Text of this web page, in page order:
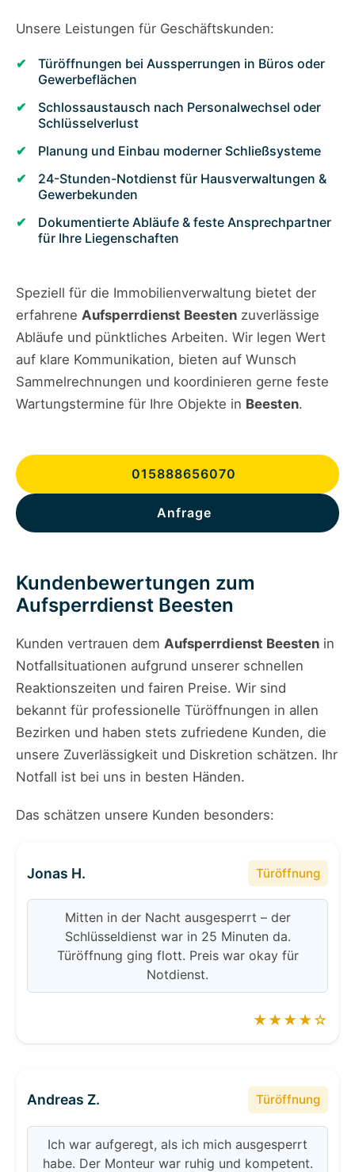
Unsere Leistungen für Geschäftskunden:
Türöffnungen bei Aussperrungen in Büros oder
Gewerbeflächen
Schlossaustausch nach Personalwechsel oder
Schlüsselverlust
Planung und Einbau moderner Schließsysteme
24-Stunden-Notdienst für Hausverwaltungen &
Gewerbekunden
Dokumentierte Abläufe & feste Ansprechpartner
für Ihre Liegenschaften
Speziell für die Immobilienverwaltung bietet der
erfahrene Aufsperrdienst Beesten zuverlässige
Abläufe und pünktliches Arbeiten. Wir legen Wert
auf klare Kommunikation, bieten auf Wunsch
Sammelrechnungen und koordinieren gerne feste
Wartungstermine für Ihre Objekte in Beesten.
015888656070
Anfrage
Kundenbewertungen zum
Aufsperrdienst Beesten
Kunden vertrauen dem Aufsperrdienst Beesten in
Notfallsituationen aufgrund unserer schnellen
Reaktionszeiten und fairen Preise. Wir sind
bekannt für professionelle Türöffnungen in allen
Bezirken und haben stets zufriedene Kunden, die
unsere Zuverlässigkeit und Diskretion schätzen. Ihr
Notfall ist bei uns in besten Händen.
Das schätzen unsere Kunden besonders:
Jonas H. Türöffnung
Mitten in der Nacht ausgesperrt – der
Schlüsseldienst war in 25 Minuten da.
Türöffnung ging flott. Preis war okay für
Notdienst.
★★★★☆
Andreas Z. Türöffnung
Ich war aufgeregt, als ich mich ausgesperrt
habe. Der Monteur war ruhig und kompetent.